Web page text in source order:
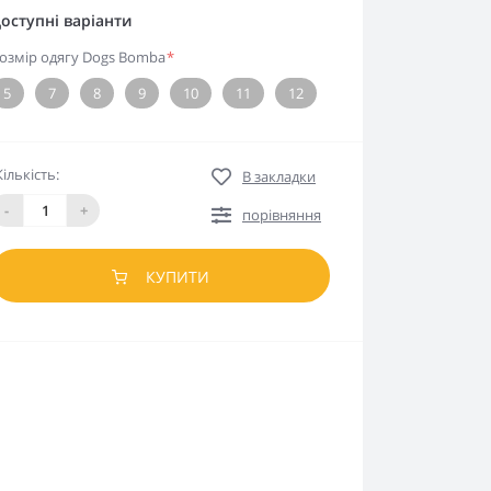
варіанти
одягу Dogs Bomba*
5
7 8 9 10 11 12
-
+
В закладки
порівняння
КУПИТИ